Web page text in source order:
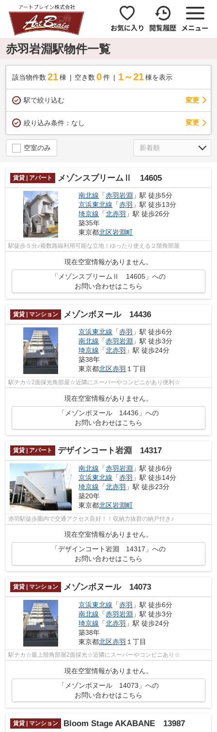
お気に入り 閲覧履歴 メニュー
赤羽岩淵駅物件一覧
該当物件数 21棟 空き数 0 件 1～21 棟を表示
駅で絞り込む 変更
絞り込み条件： なし 変更
空室のみ
賃貸 | アパート メゾンスプリームⅡ 14605
南北線 「赤羽岩淵 」駅 徒歩5分
京浜東北線 「赤羽 」駅 徒歩13分
埼京線 「北赤羽 」駅 徒歩26分
築35年
東京都北区岩淵町
駅徒歩５分♪複数路線利用可能な立地！ゆったり使える２階角部屋
現在空室情報がありません。
「メゾンスプリームⅡ 14605」への
お問い合わせはこちら
賃貸 | マンション メゾンボヌール 14436
京浜東北線 「赤羽 」駅 徒歩6分
南北線 「赤羽岩淵 」駅 徒歩3分
埼京線 「北赤羽 」駅 徒歩24分
築38年
東京都北区赤羽 １丁目
駅チカ☆2面採光角部屋☆近隣にスーパーやコンビニがあり便利☆
現在空室情報がありません。
「メゾンボヌール 14436」への
お問い合わせはこちら
賃貸 | アパート デザインコート岩淵 14317
南北線 「赤羽岩淵 」駅 徒歩6分
京浜東北線 「赤羽 」駅 徒歩14分
埼京線 「北赤羽 」駅 徒歩23分
築20年
東京都北区岩淵町
赤羽駅徒歩圏内で交通アクセス良好！！収納力抜群の納戸付き♪
現在空室情報がありません。
「デザインコート岩淵 14317」への
お問い合わせはこちら
賃貸 | マンション メゾンボヌール 14073
京浜東北線 「赤羽 」駅 徒歩6分
南北線 「赤羽岩淵 」駅 徒歩3分
埼京線 「北赤羽 」駅 徒歩24分
築38年
東京都北区赤羽 １丁目
駅チカ☆最上階角部屋2面採光☆近隣にスーパーやコンビニあり☆
現在空室情報がありません。
「メゾンボヌール 14073」への
お問い合わせはこちら
賃貸 | マンション Bloom Stage AKABANE 13987